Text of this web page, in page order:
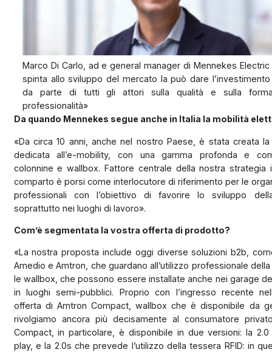
Marco Di Carlo, ad e general manager di Mennekes Electric
spinta allo sviluppo del mercato la può dare
da parte di tutti gli attori sulla qualità e sulla
professionalità»
Da quando Mennekes segue anche in Italia la mobilità
«Da circa 10 anni, anche nel nostro Paese, è stata creata
dedicata all’e-mobility, con una gamma profonda e
colonnine e wallbox. Fattore centrale della nostra strategia
comparto è porsi come interlocutore di riferimento per le
professionali con l’obiettivo di favorire lo sviluppo
soprattutto nei luoghi di lavoro».
Com’è segmentata la vostra offerta di prodotto?
«La nostra proposta include oggi diverse soluzioni b2b,
Amedio e Amtron, che guardano all’utilizzo professionale
le wallbox, che possono essere installate anche nei garage
in luoghi semi-pubblici. Proprio con l’ingresso recente
offerta di Amtron Compact, wallbox che è disponibile da
rivolgiamo ancora più decisamente al consumatore
Compact, in particolare, è disponibile in due versioni: la
play, e la 2.0s che prevede l’utilizzo della tessera RFID: in